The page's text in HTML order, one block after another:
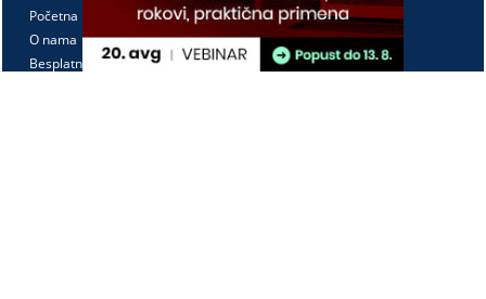
Početna
O nama
Besplatno